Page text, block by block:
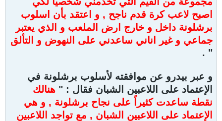
اصبح لاعب كرة قدم ناجح , و اعتقد بأن اسلوب
برشلونة داخل و خارج ارض الملعب و الذي يعتبر
جماعي و غير اناني ساعدني على النهوض و التألق
" .
و عبر بيدرو عن موافقته لأسلوب برشلونة في
الإعتماد على اللاعبين الشبان فقال : " هنالك
نقطة ساعدت كثيراً على نجاح برشلونة , و هي
الإعتماد على اللاعبين الشبان , مع تواجد اللاعبين